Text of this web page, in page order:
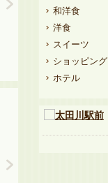
和洋食
洋食
スイーツ
ショッピング
ホテル